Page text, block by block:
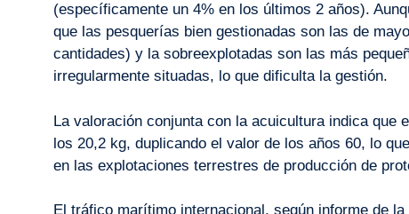
(específicamente un 4% en los últimos 2 años).
que las pesquerías bien gestionadas son las de
cantidades) y la sobreexplotadas son las más
irregularmente situadas, lo que dificulta la gestión.
La valoración conjunta con la acuicultura indica que
los 20,2 kg, duplicando el valor de los años 60, lo
en las explotaciones terrestres de producción de
El tráfico marítimo internacional, según informe de